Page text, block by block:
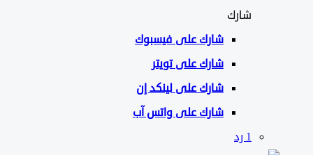
شارك علىفيسبوك
شارك على تويتر
شارك على لينكد إن
شارك على واتس آب